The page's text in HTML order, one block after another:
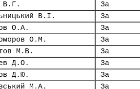
В.Г.
За
В.І.
За
О.А.
За
О.М.
За
М.В.
За
Д.О.
За
Д.Ю.
За
М.А.
За